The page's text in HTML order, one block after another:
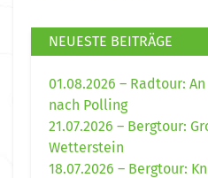
NEUESTE BEITRÄGE
01.08.2026 – Radtour:
nach Polling
21.07.2026 – Bergtour:
Wetterstein
18.07.2026 – Bergtour: